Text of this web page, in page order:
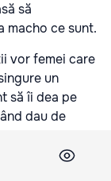
să
macho ce sunt.
vor femei care
un
să îi dea pe
dau de